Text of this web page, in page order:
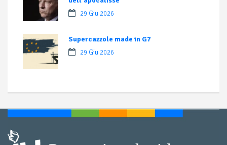
29 Giu 2026
Supercazzole made in G7
29 Giu 2026